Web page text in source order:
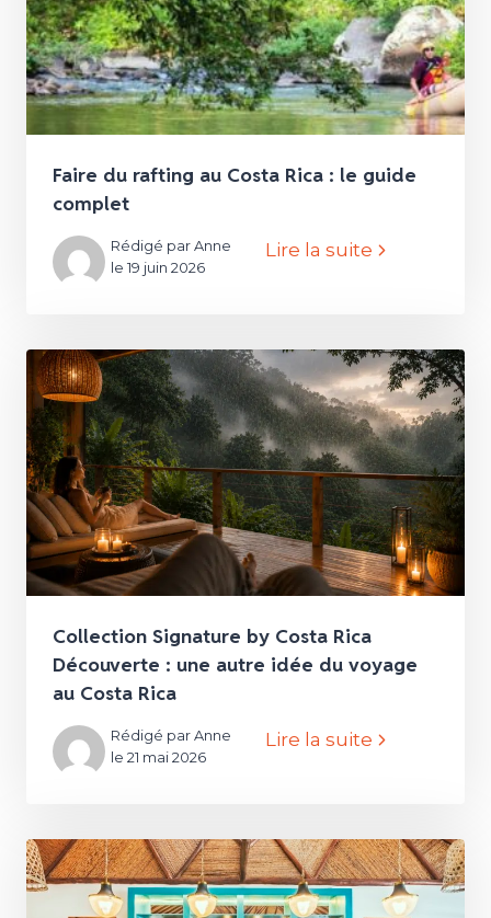
Faire du rafting au Costa Rica : le guide
complet
Rédigé par Anne
le 19 juin 2026
Lire la suite
Collection Signature by Costa Rica
Découverte : une autre idée du voyage
au Costa Rica
Rédigé par Anne
le 21 mai 2026
Lire la suite